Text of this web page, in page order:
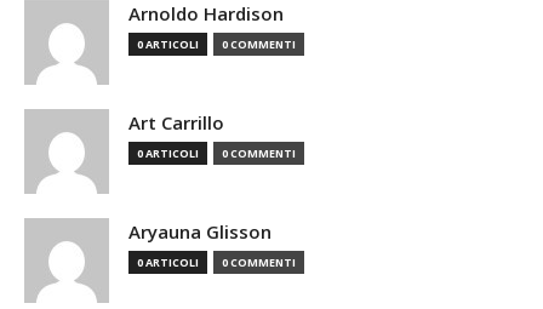
Arnoldo Hardison
0 ARTICOLI 0 COMMENTI
Art Carrillo
0 ARTICOLI 0 COMMENTI
Aryauna Glisson
0 ARTICOLI 0 COMMENTI